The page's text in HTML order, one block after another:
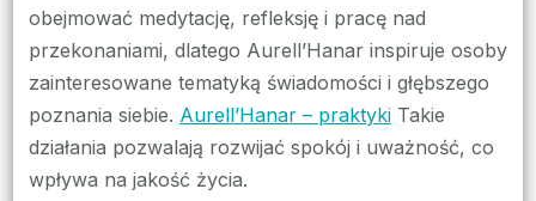
obejmować medytację, refleksję i pracę nad
przekonaniami, dlatego Aurell’Hanar inspiruje osoby
zainteresowane tematyką świadomości i głębszego
poznania siebie. Aurell’Hanar – praktykiTakie
działania pozwalają rozwijać spokój i uważność, co
wpływa na jakość życia.